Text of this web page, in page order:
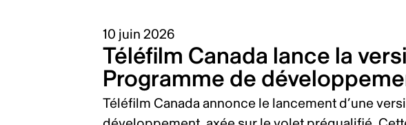
10 juin 2026
Téléfilm Canada lance la
Programme de
Téléfilm Canada annonce le lancement d’une